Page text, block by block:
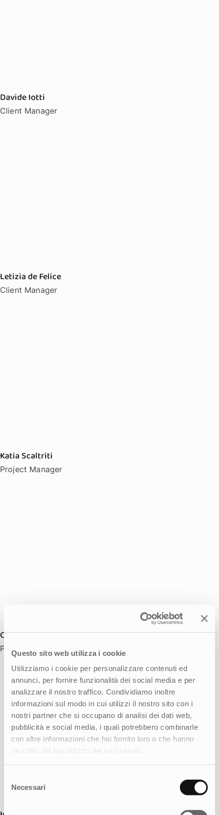
Questo sito web utilizza i cookie
Utilizziamo i cookie per personalizzare contenuti ed
annunci, per fornire funzionalità dei social media e per
analizzare il nostro traffico. Condividiamo inoltre
informazioni sul modo in cui utilizzi il nostro sito con i
nostri partner che si occupano di analisi dei dati web,
pubblicità e social media, i quali potrebbero combinarle
con altre informazioni che hai fornito loro o che hanno
raccolto dal tuo utilizzo dei loro servizi.
delNecessari
Davide Iotti
Client Manager
Letizia de Felice
Client Manager
Katia Scaltriti
Project Manager
Camilla Viaggi
Project Manager